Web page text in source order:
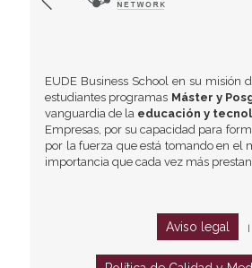
EUDE Business School en su
estudiantes programas Máster y
vanguardia de la educación y
Empresas, por su capacidad para
por la fuerza que está tomando en el
importancia que cada vez más
Aviso legal